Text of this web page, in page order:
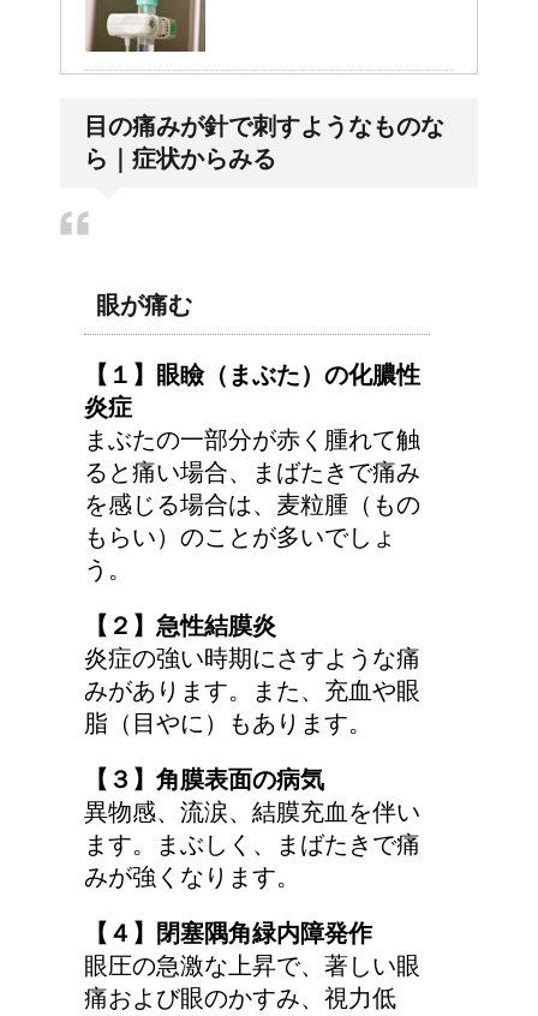
くれない・・そんなこと
ってあるの？
余命って極端に短くなる
の？
割れるのか？
車に子供を3人乗せる場
合は普通車？もしくはワ
ゴン？
顔にできた脂肪の粒は何
者？原因と対策
目の痛みが針で刺すようなものな
ら｜症状からみる
眼が痛む
【１】眼瞼（まぶた）の化膿性
炎症
まぶたの一部分が赤く腫れて触
ると痛い場合、まばたきで痛み
を感じる場合は、麦粒腫（もの
もらい）のことが多いでしょ
う。
【２】急性結膜炎
炎症の強い時期にさすような痛
みがあります。また、充血や眼
脂（目やに）もあります。
【３】角膜表面の病気
異物感、流涙、結膜充血を伴い
ます。まぶしく、まばたきで痛
みが強くなります。
【４】閉塞隅角緑内障発作
眼圧の急激な上昇で、著しい眼
痛および眼のかすみ、視力低